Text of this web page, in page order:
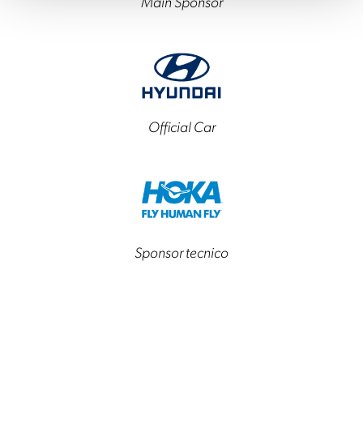
Main Sponsor
Official Car
Sponsor tecnico